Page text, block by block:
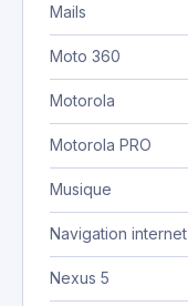
Mails
Moto 360
Motorola
Motorola PRO
Musique
Navigation internet
Nexus 5